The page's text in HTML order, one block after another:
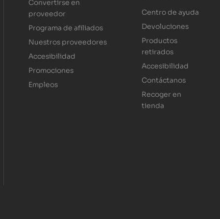
Convertirse en
proveedor
Programa de afiliados
Nuestros proveedores
Accesibilidad
Promociones
Empleos
Centro de ayuda
Devoluciones
Productos
retirados
Accesibilidad
Contáctanos
Recoger en
tienda